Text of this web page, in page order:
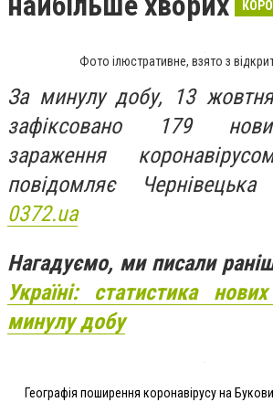
Фото ілюстративне, взято з
За минулу добу, 13
зафіксовано 179
зараження
повідомляє
0372.ua
Нагадуємо, ми писали
Україні: статистика
минулу добу
Географія поширення коронавірусу на